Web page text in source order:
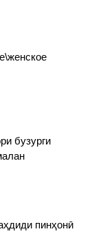
бузурги
пинҳонӣ